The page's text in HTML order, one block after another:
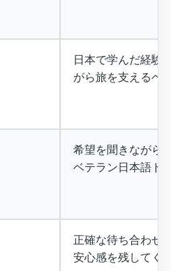
日本で学んだ経験
がら旅を支えるベ
希望を聞きながら
ベテラン日本語ド
正確な待ち合わせ
安心感を残してく